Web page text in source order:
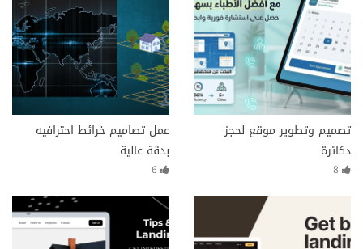
تصميم وتطوير موقع لحجز
دكاترة
عمل تصاميم خرائط احترافيه
بدقة عالية